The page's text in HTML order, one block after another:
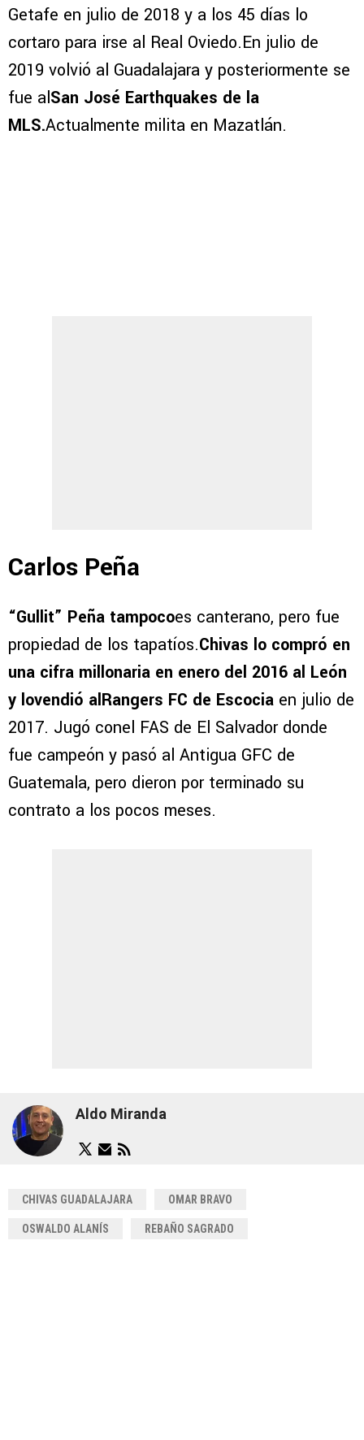
Getafe en julio de 2018 y a los 45 días lo
cortaro para irse al Real Oviedo.En julio de
2019 volvió al Guadalajara y posteriormente se
fue alSan José Earthquakes de la
MLS.Actualmente milita en Mazatlán.
Carlos Peña
“Gullit” Peña tampocoes canterano, pero fue
propiedad de los tapatíos.Chivas lo compró en
una cifra millonaria en enero del 2016 al León
y lovendió alRangers FC de Escocia en julio de
2017. Jugó conel FAS de El Salvador donde
fue campeón y pasó al Antigua GFC de
Guatemala, pero dieron por terminado su
contrato a los pocos meses.
Aldo Miranda
CHIVAS GUADALAJARA OMAR BRAVO
OSWALDO ALANÍS REBAÑO SAGRADO